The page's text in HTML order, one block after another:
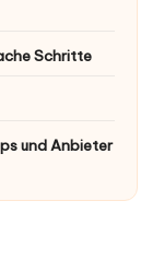
Schritte
und Anbieter